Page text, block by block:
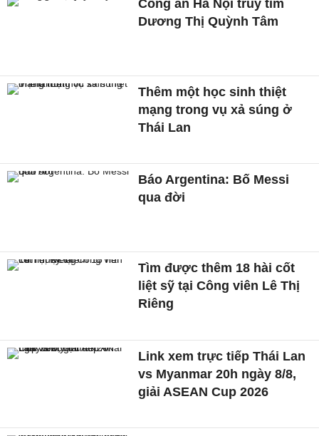
Công an Hà Nội truy tìm
Dương Thị Quỳnh Tâm
Thêm một học sinh thiệt
mạng trong vụ xả súng ở
Thái Lan
Báo Argentina: Bố Messi
qua đời
Tìm được thêm 18 hài cốt
liệt sỹ tại Công viên Lê Thị
Riêng
Link xem trực tiếp Thái Lan
vs Myanmar 20h ngày 8/8,
giải ASEAN Cup 2026